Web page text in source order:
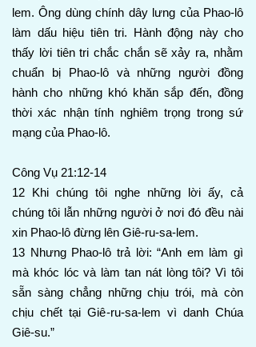
lem. Ông dùng chính dây lưng của Phao-lô
làm dấu hiệu tiên tri. Hành động này cho
thấy lời tiên tri chắc chắn sẽ xảy ra, nhằm
chuẩn bị Phao-lô và những người đồng
hành cho những khó khăn sắp đến, đồng
thời xác nhận tính nghiêm trọng trong sứ
mạng của Phao-lô.
Công Vụ 21:12-14
12 Khi chúng tôi nghe những lời ấy, cả
chúng tôi lẫn những người ở nơi đó đều nài
xin Phao-lô đừng lên Giê-ru-sa-lem.
13 Nhưng Phao-lô trả lời: “Anh em làm gì
mà khóc lóc và làm tan nát lòng tôi? Vì tôi
sẵn sàng chẳng những chịu trói, mà còn
chịu chết tại Giê-ru-sa-lem vì danh Chúa
Giê-su.”